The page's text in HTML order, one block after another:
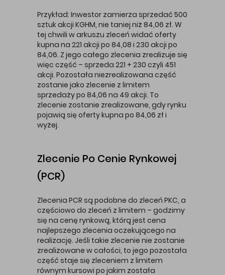
Przykład: Inwestor zamierza sprzedać 500
sztuk akcji KGHM, nie taniej niż 84,06 zł. W
tej chwili w arkuszu zleceń widać oferty
kupna na 221 akcji po 84,08 i 230 akcji po
84,06. Z jego całego zlecenia zrealizuje się
więc część – sprzeda 221 + 230 czyli 451
akcji. Pozostała niezrealizowana część
zostanie jako zlecenie z limitem
sprzedaży po 84,06 na 49 akcji. To
zlecenie zostanie zrealizowane, gdy rynku
pojawią się oferty kupna po 84,06 zł i
wyżej.
Zlecenie Po Cenie Rynkowej
(PCR)
Zlecenia PCR są podobne do zleceń PKC, a
częściowo do zleceń z limitem – godzimy
się na cenę rynkową, którą jest cena
najlepszego zlecenia oczekującego na
realizację. Jeśli takie zlecenie nie zostanie
zrealizowane w całości, to jego pozostała
część staje się zleceniem z limitem
równym kursowi po jakim została